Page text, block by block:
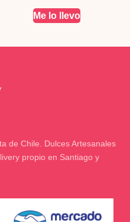
Me lo llevo
de Chile. Dulces Artesanales
propio en Santiago y